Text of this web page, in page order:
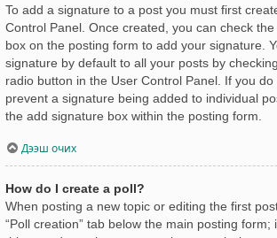
To add a signature to a post you must first
Control Panel. Once created, you can check the
box on the posting form to add your signature.
signature by default to all your posts by
radio button in the User Control Panel. If you
prevent a signature being added to individual
the add signature box within the posting form.
Дээш очих
How do I create a poll?
When posting a new topic or editing the first
“Poll creation” tab below the main posting form;